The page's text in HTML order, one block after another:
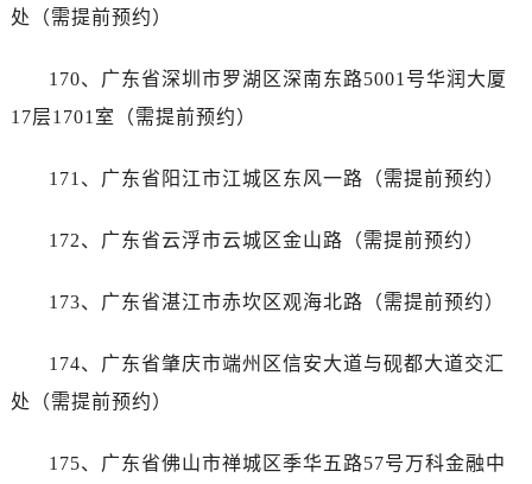
处（需提前预约）
170、广东省深圳市罗湖区深南东路5001号华润大厦
17层1701室（需提前预约）
171、广东省阳江市江城区东风一路（需提前预约）
172、广东省云浮市云城区金山路（需提前预约）
173、广东省湛江市赤坎区观海北路（需提前预约）
174、广东省肇庆市端州区信安大道与砚都大道交汇
处（需提前预约）
175、广东省佛山市禅城区季华五路57号万科金融中